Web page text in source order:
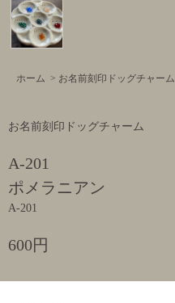
ホーム > お名前刻印ドッグチャーム
お名前刻印ドッグチャーム
A-201
ポメラニアン
A-201
600円